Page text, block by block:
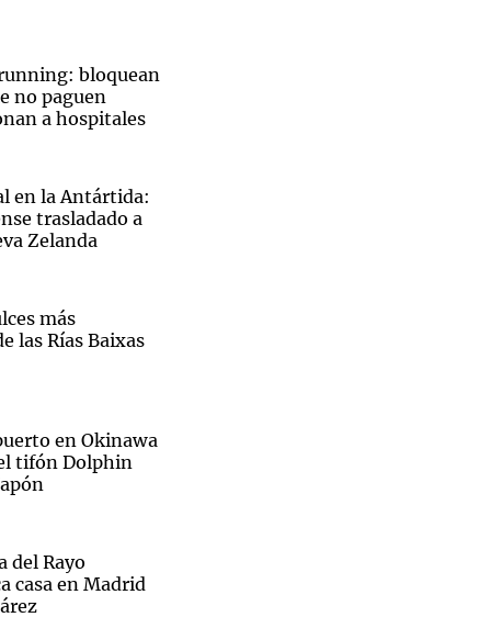
bloquean
no paguen
a hospitales
en la Antártida:
trasladado a
Zelanda
más
las Rías Baixas
en Okinawa
tifón Dolphin
del Rayo
casa en Madrid